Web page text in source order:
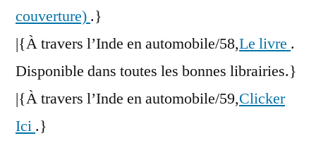
couverture) .}
|{À travers l’Inde en automobile/58,Le livre .
Disponible dans toutes les bonnes librairies.}
|{À travers l’Inde en automobile/59,Clicker
Ici .}